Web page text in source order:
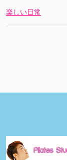
楽しい日常